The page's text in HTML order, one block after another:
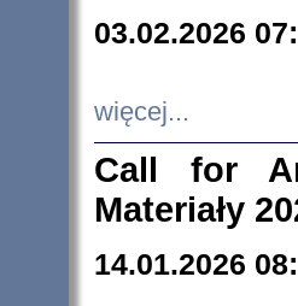
03.02.2026
więcej...
Call for
Materiały
14.01.2026